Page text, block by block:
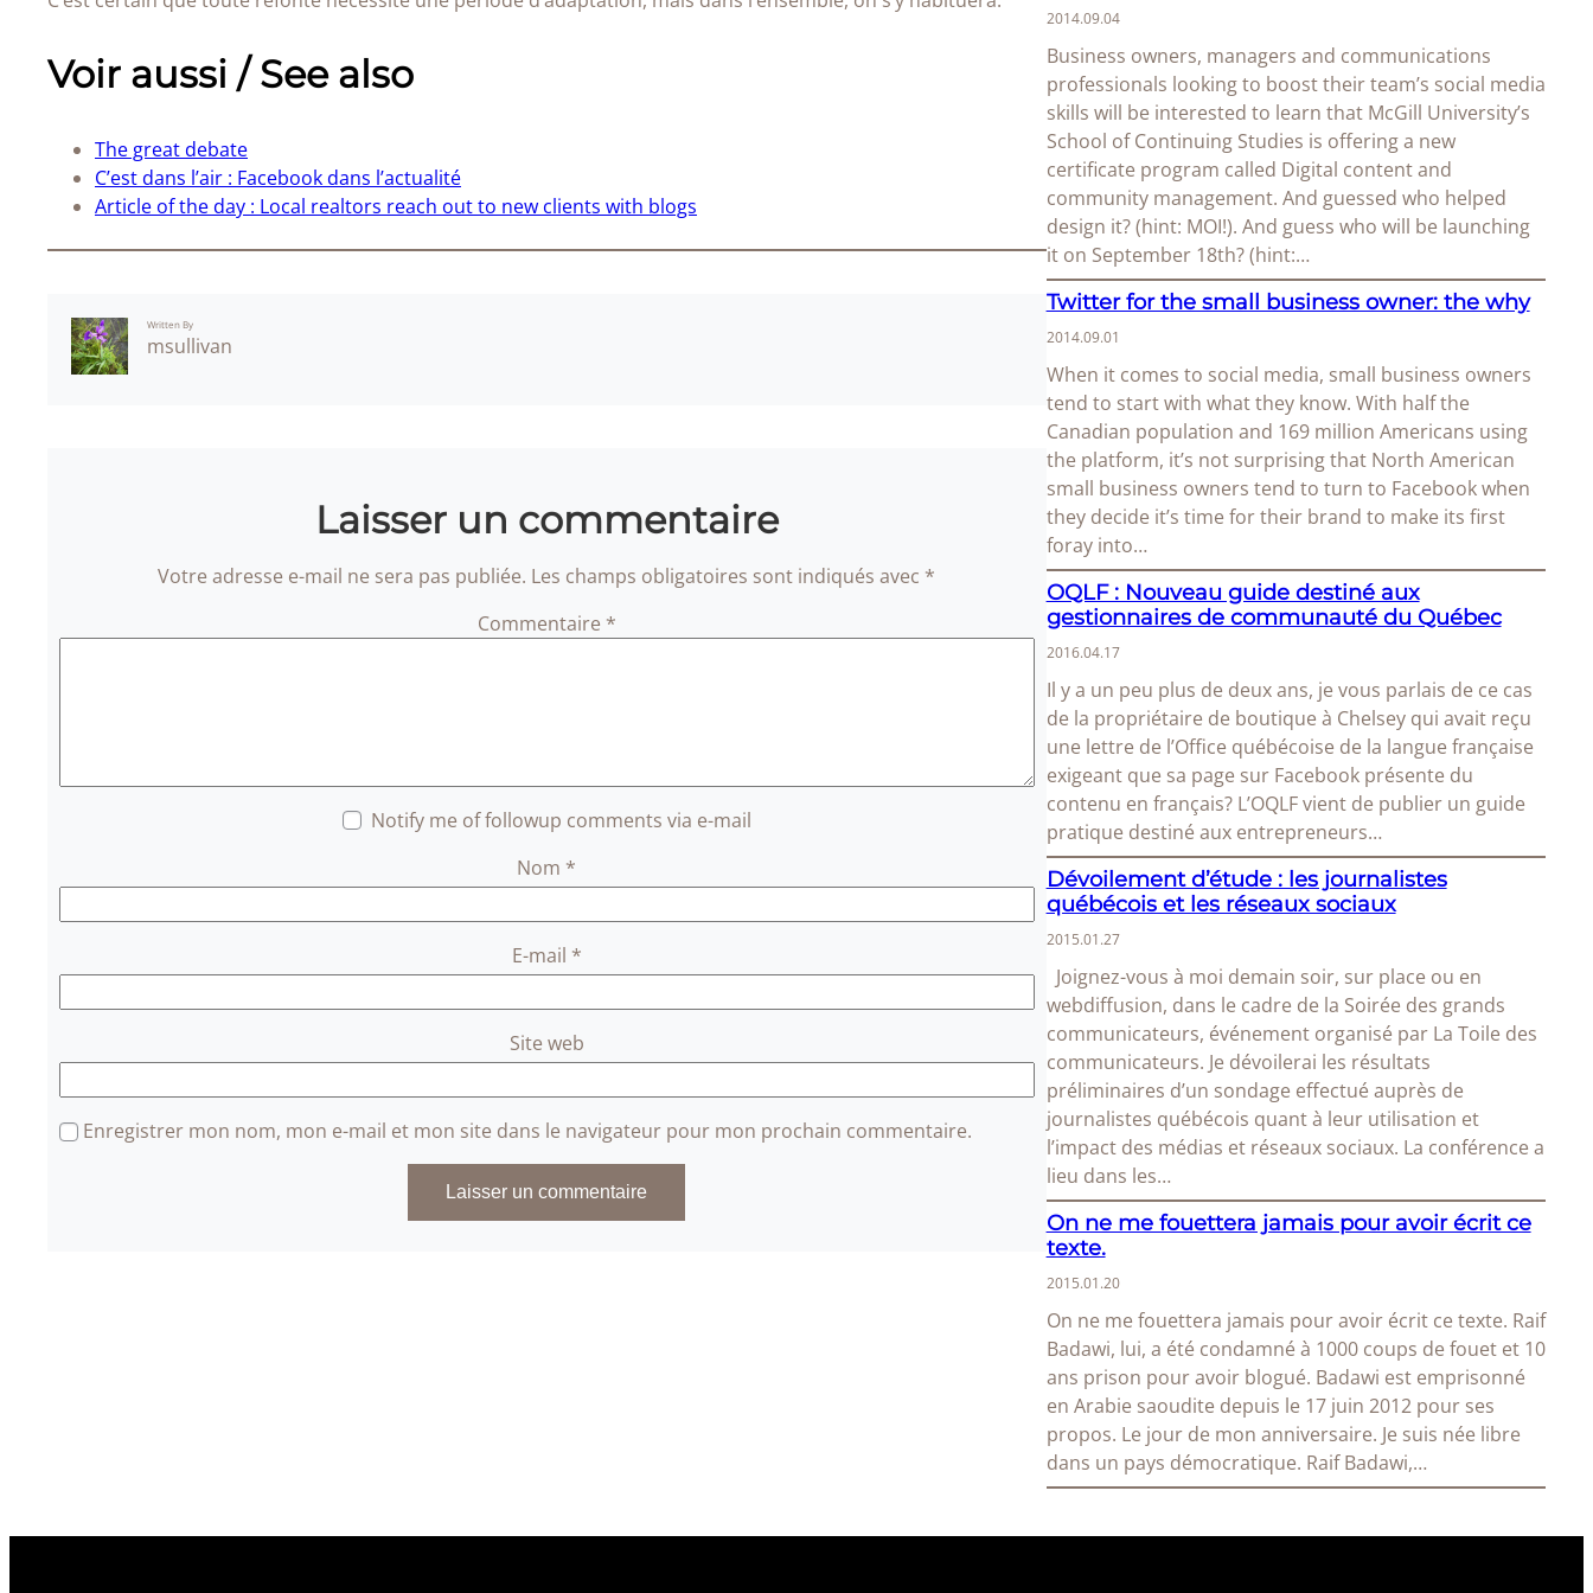
Voir aussi / See also
The great debate
C’est dans l’air : Facebook dans l’actualité
Article of the day : Local realtors reach out to new clients with blogs
Written By
msullivan
Laisser un commentaire
Votre adresse e-mail ne sera pas publiée. Les champs obligatoires sont indiqués avec *
Commentaire *
Notify me of followup comments via e-mail
Nom *
E-mail *
Site web
Enregistrer mon nom, mon e-mail et mon site dans le navigateur pour mon prochain commentaire.
2014.09.04
Business owners, managers and communications
professionals looking to boost their team’s social media
skills will be interested to learn that McGill University’s
School of Continuing Studies is offering a new
certificate program called Digital content and
community management. And guessed who helped
design it? (hint: MOI!). And guess who will be launching
it on September 18th? (hint:…
Twitter for the small business owner: the why
2014.09.01
When it comes to social media, small business owners
tend to start with what they know. With half the
Canadian population and 169 million Americans using
the platform, it’s not surprising that North American
small business owners tend to turn to Facebook when
they decide it’s time for their brand to make its first
foray into…
OQLF : Nouveau guide destiné aux
gestionnaires de communauté du Québec
2016.04.17
Il y a un peu plus de deux ans, je vous parlais de ce cas
de la propriétaire de boutique à Chelsey qui avait reçu
une lettre de l’Office québécoise de la langue française
exigeant que sa page sur Facebook présente du
contenu en français? L’OQLF vient de publier un guide
pratique destiné aux entrepreneurs…
Dévoilement d’étude : les journalistes
québécois et les réseaux sociaux
2015.01.27
Joignez-vous à moi demain soir, sur place ou en
webdiffusion, dans le cadre de la Soirée des grands
communicateurs, événement organisé par La Toile des
communicateurs. Je dévoilerai les résultats
préliminaires d’un sondage effectué auprès de
journalistes québécois quant à leur utilisation et
l’impact des médias et réseaux sociaux. La conférence a
lieu dans les…
On ne me fouettera jamais pour avoir écrit ce
texte.
2015.01.20
On ne me fouettera jamais pour avoir écrit ce texte. Raif
Badawi, lui, a été condamné à 1000 coups de fouet et 10
ans prison pour avoir blogué. Badawi est emprisonné
en Arabie saoudite depuis le 17 juin 2012 pour ses
propos. Le jour de mon anniversaire. Je suis née libre
dans un pays démocratique. Raif Badawi,…